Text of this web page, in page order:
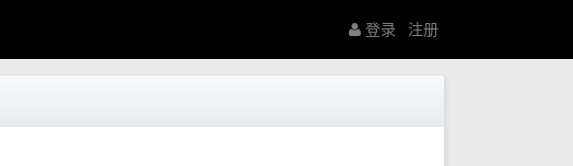
登录 注册